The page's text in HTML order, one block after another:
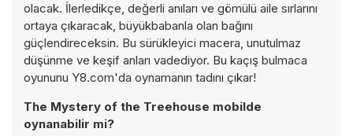
olacak. İlerledikçe, değerli anıları ve gömülü aile sırlarını
ortaya çıkaracak, büyükbabanla olan bağını
güçlendireceksin. Bu sürükleyici macera, unutulmaz
düşünme ve keşif anları vadediyor. Bu kaçış bulmaca
oyununu Y8.com'da oynamanın tadını çıkar!
The Mystery of the Treehouse mobilde
oynanabilir mi?